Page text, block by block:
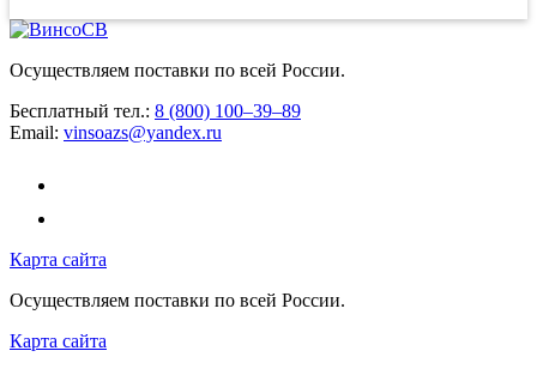
Осуществляем поставки по всей России.
Бесплатный тел.: 8 (800) 100–39–89
Email: vinsoazs@yandex.ru
Карта сайта
Осуществляем поставки по всей России.
Карта сайта